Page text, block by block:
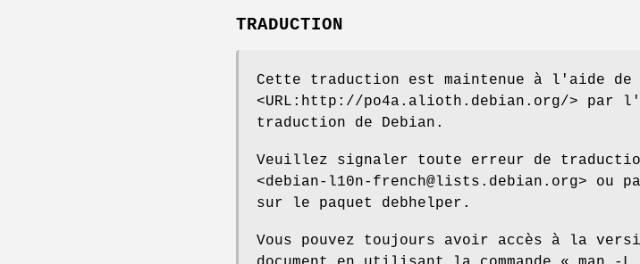
TRADUCTION
Cette traduction est maintenue à l'aide
<URL:http://po4a.alioth.debian.org/> par
traduction de Debian.
Veuillez signaler toute erreur de
<debian-l10n-french@lists.debian.org> ou
sur le paquet debhelper.
Vous pouvez toujours avoir accès à la